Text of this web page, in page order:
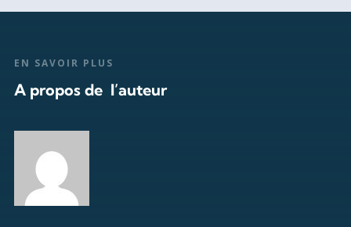
EN SAVOIR PLUS
A propos de l’auteur